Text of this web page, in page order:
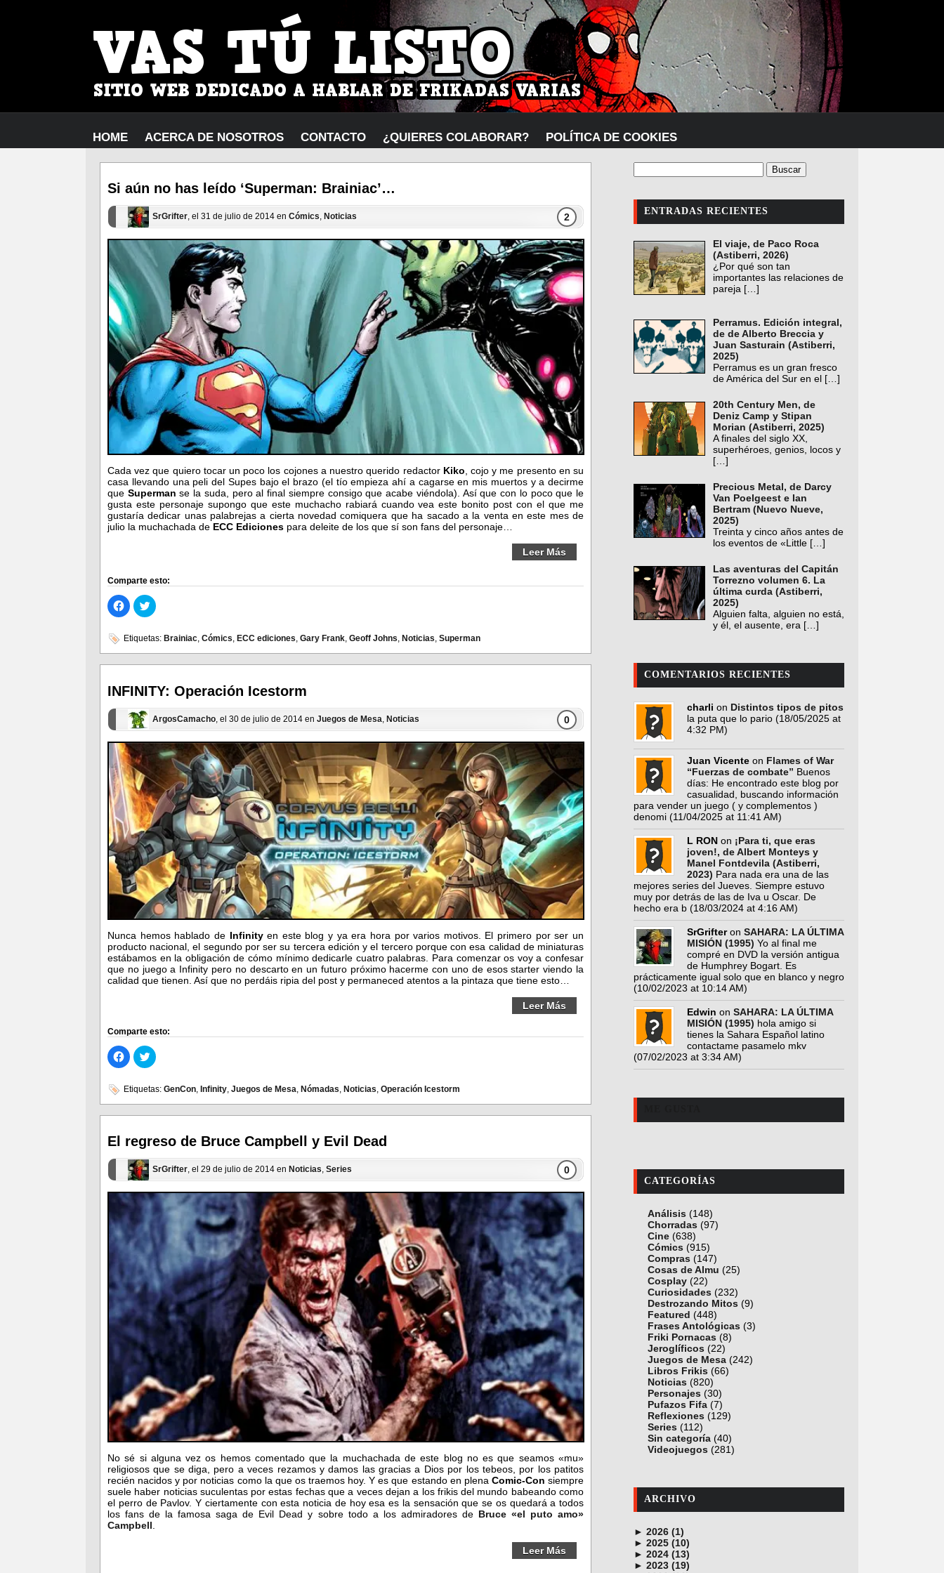
HOME ACERCA DE NOSOTROS CONTACTO ¿QUIERES COLABORAR? POLÍTICA DE COOKIES
Si aún no has leído ‘Superman: Brainiac’…
SrGrifter, el 31 de julio de 2014 en Cómics, Noticias 2
Cada vez que quiero tocar un poco los cojones a nuestro querido redactor Kiko, cojo y me presento en su
casa llevando una peli del Supes bajo el brazo (el tío empieza ahí a cagarse en mis muertos y a decirme
que Superman se la suda, pero al final siempre consigo que acabe viéndola). Así que con lo poco que le
gusta este personaje supongo que este muchacho rabiará cuando vea este bonito post con el que me
gustaría dedicar unas palabrejas a cierta novedad comiquera que ha sacado a la venta en este mes de
julio la muchachada de ECC Ediciones para deleite de los que sí son fans del personaje…
Leer Más
Comparte esto:
Haz
clic
para
en
Facebook
(Se
abre
ventana
nueva)
Haz
clic
en
(Se
abre
ventana
nueva)
Etiquetas: Brainiac, Cómics, ECC ediciones, Gary Frank, Geoff Johns, Noticias, Superman
INFINITY: Operación Icestorm
ArgosCamacho, el 30 de julio de 2014 en Juegos de Mesa, Noticias 0
Nunca hemos hablado de Infinityen este blog y ya era hora por varios motivos. El primero por ser un
producto nacional, el segundo por ser su tercera edición y el tercero porque con esa calidad de miniaturas
estábamos en la obligación de cómo mínimo dedicarle cuatro palabras. Para comenzar os voy a confesar
que no juego a Infinity pero no descarto en un futuro próximo hacerme con uno de esos starter viendo la
calidad que tienen. Así que no perdáis ripia del post y permaneced atentos a la pintaza que tiene esto…
Leer Más
Comparte esto:
Haz
clic
para
en
Facebook
(Se
abre
ventana
nueva)
Haz
clic
en
(Se
abre
ventana
nueva)
Etiquetas: GenCon, Infinity, Juegos de Mesa, Nómadas, Noticias, Operación Icestorm
El regreso de Bruce Campbell y Evil Dead
SrGrifter, el 29 de julio de 2014 en Noticias, Series 0
No sé si alguna vez os hemos comentado que la muchachada de este blog no es que seamos «mu»
religiosos que se diga, pero a veces rezamos y damos las gracias a Dios por los tebeos, por los patitos
recién nacidos y por noticias como la que os traemos hoy. Y es que estando en plena Comic-Con siempre
suele haber noticias suculentas por estas fechas que a veces dejan a los frikis del mundo babeando como
el perro de Pavlov. Y ciertamente con esta noticia de hoy esa es la sensación que se os quedará a todos
los fans de la famosa saga de Evil Dead y sobre todo a los admiradores de Bruce «el puto amo»
Campbell
Leer Más
ENTRADAS RECIENTES
El viaje, de Paco Roca
(Astiberri, 2026)
¿Por qué son tan
importantes las relaciones de
pareja […]
Perramus. Edición integral,
de de Alberto Breccia y
Juan Sasturain (Astiberri,
2025)
Perramus es un gran fresco
de América del Sur en el […]
20th Century Men, de
Deniz Camp y Stipan
Morian (Astiberri, 2025)
A finales del siglo XX,
superhéroes, genios, locos y
[…]
Precious Metal, de Darcy
Van Poelgeest e Ian
Bertram (Nuevo Nueve,
2025)
Treinta y cinco años antes de
los eventos de «Little […]
Las aventuras del Capitán
Torrezno volumen 6. La
última curda (Astiberri,
2025)
Alguien falta, alguien no está,
y él, el ausente, era […]
COMENTARIOS RECIENTES
charli on Distintos tipos de pitos
la puta que lo pario (18/05/2025 at
4:32 PM)
Juan Vicente on Flames of War
“Fuerzas de combate” Buenos
días: He encontrado este blog por
casualidad, buscando información
para vender un juego ( y complementos )
denomi (11/04/2025 at 11:41 AM)
L RON on ¡Para ti, que eras
joven!, de Albert Monteys y
Manel Fontdevila (Astiberri,
2023) Para nada era una de las
mejores series del Jueves. Siempre estuvo
muy por detrás de las de Iva u Oscar. De
hecho era b (18/03/2024 at 4:16 AM)
SrGrifteron SAHARA: LA ÚLTIMA
MISIÓN (1995) Yo al final me
compré en DVD la versión antigua
de Humphrey Bogart. Es
prácticamente igual solo que en blanco y negro
(10/02/2023 at 10:14 AM)
Edwin on SAHARA: LA ÚLTIMA
MISIÓN (1995) hola amigo si
tienes la Sahara Español latino
contactame pasamelo mkv
(07/02/2023 at 3:34 AM)
CATEGORÍAS
Análisis (148)
Chorradas (97)
Cine (638)
Cómics (915)
Compras (147)
Cosas de Almu (25)
Cosplay (22)
Curiosidades (232)
Destrozando Mitos (9)
Featured (448)
Frases Antológicas (3)
Friki Pornacas (8)
Jeroglíficos (22)
Juegos de Mesa (242)
Libros Frikis (66)
Noticias (820)
Personajes (30)
Pufazos Fifa (7)
Reflexiones (129)
Series (112)
Sin categoría (40)
Videojuegos (281)
ARCHIVO
► 2026 (1)
junio (1)
► 2025 (10)
noviembre (1)
octubre (1)
► 2024 (13)
diciembre (4)
► 2023 (19)